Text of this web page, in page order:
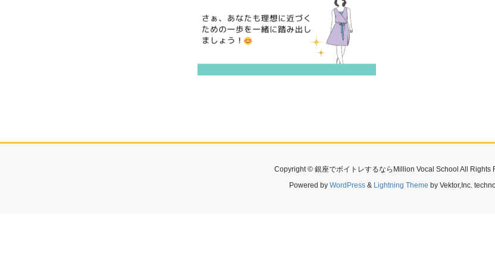
Copyright © 銀座でボイトレするならMillion Vocal School All Rights
Powered by WordPress& Lightning Theme by Vektor,Inc.